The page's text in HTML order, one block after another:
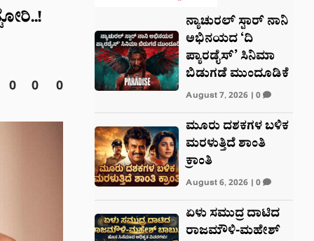
0 0 0
ನ್ಯಾಚುರಲ್ ಸ್ಟಾರ್ ನಾನಿ
ಅಭಿನಯದ ‘ದಿ
ಪ್ಯಾರಡೈಸ್’ ಸಿನಿಮಾ
ಬಿಡುಗಡೆ ಮುಂದೂಡಿಕೆ
August 7, 2026| 0
ಮೂರು ದಶಕಗಳ ಬಳಿಕ
ಮರಳುತ್ತಿದೆ ಶಾಂತಿ
ಕ್ರಾಂತಿ
August 6, 2026| 0
ಏಳು ಸಮುದ್ರ ದಾಟಿದ
ರಾಜಮೌಳಿ-ಮಹೇಶ್